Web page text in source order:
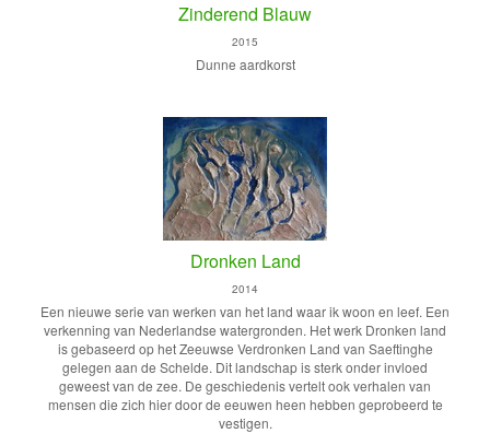
Zinderend Blauw
2015
Dunne aardkorst
Dronken Land
2014
Een nieuwe serie van werken van het land waar ik woon en leef. Een
verkenning van Nederlandse watergronden. Het werk Dronken land
is gebaseerd op het Zeeuwse Verdronken Land van Saeftinghe
gelegen aan de Schelde. Dit landschap is sterk onder invloed
geweest van de zee. De geschiedenis vertelt ook verhalen van
mensen die zich hier door de eeuwen heen hebben geprobeerd te
vestigen.